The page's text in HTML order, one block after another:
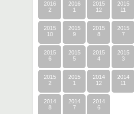
2016
2
2016
1
2015
12
2015
11
2015
10
2015
9
2015
8
2015
7
2015
6
2015
5
2015
4
2015
3
2015
2
2015
1
2014
12
2014
11
2014
8
2014
7
2014
6